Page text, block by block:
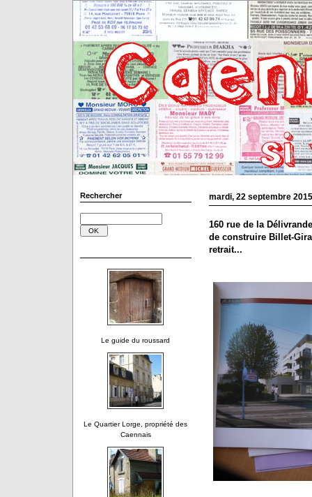
Rechercher
Le guide du roussard
Le Quartier Lorge, propriété des
Caennais
mardi, 22 septembre 2015
160 rue de la
de construire Billet-
retrait...